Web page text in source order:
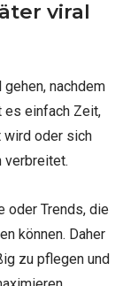
viral
nachdem
es einfach Zeit,
wird oder sich
verbreitet.
oder Trends, die
können. Daher
zu pflegen und